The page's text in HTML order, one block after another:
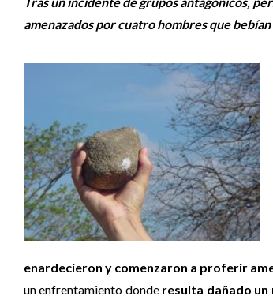
amenazados por cuatro hombres que
enardecieron y comenzaron a proferir
un enfrentamiento donde resulta dañado